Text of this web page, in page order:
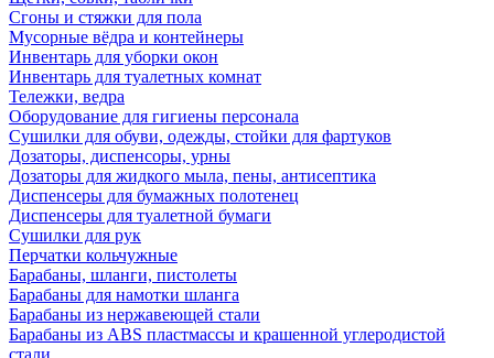
Сгоны и стяжки для пола
Мусорные вёдра и контейнеры
Инвентарь для уборки окон
Инвентарь для туалетных комнат
Тележки, ведра
Оборудование для гигиены персонала
Сушилки для обуви, одежды, стойки для фартуков
Дозаторы, диспенсоры, урны
Дозаторы для жидкого мыла, пены, антисептика
Диспенсеры для бумажных полотенец
Диспенсеры для туалетной бумаги
Сушилки для рук
Перчатки кольчужные
Барабаны, шланги, пистолеты
Барабаны для намотки шланга
Барабаны из нержавеющей стали
Барабаны из ABS пластмассы и крашенной углеродистой